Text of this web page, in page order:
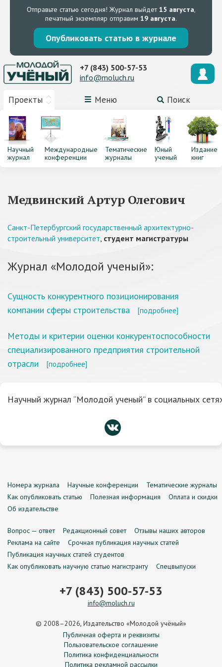
Отправьте статью сегодня! Журнал выйдет15 августа,
печатный экземпляр отправим 19 августа.
Опубликовать статью в журнале
Проекты Меню Поиск
+7 (843) 500-57-53
info@moluch.ru
Научный
журнал
Международные
конференции
Тематические
журналы
Юный
ученый
Издание
книг
Медвинский Артур Олегович
Санкт-Петербургский государственный архитектурно-
строительный университет, студент магистратуры
Журнал «Молодой ученый»:
Сущность конкурентного позиционирования
компании сферы строительства
[подробнее]
Методы и критерии оценки конкурентоспособности
специализированного предприятия строительной
отрасли
[подробнее]
Научный журнал “Молодой ученый” в социальных
Номера журнала Научные конференции
Тематические журналы
Как опубликовать статью
Полезная информация
Оплата и скидки
Об издательстве
Вопрос — ответ Редакционный совет
Отзывы наших авторов
Реклама на сайте
Срочная публикация научных статей
Публикация научных статей студентов
Как опубликовать научную статью магистранту
Спецвыпуски
+7 (843) 500-57-53
info@moluch.ru
© 2008–2026, Издательство «Молодой учёный»
Публичная оферта и реквизиты
Пользовательское соглашение
Политика конфиденциальности
Политика рекламной рассылки